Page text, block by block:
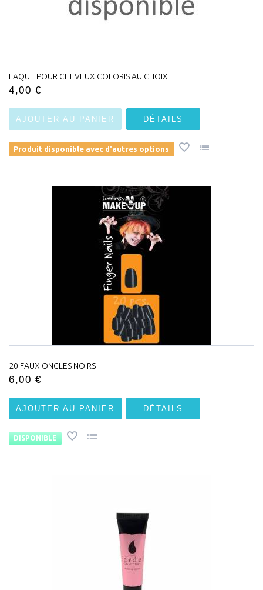
LAQUE POUR CHEVEUX COLORIS AU CHOIX
4,00 €
AJOUTER AU PANIER DÉTAILS
Produit disponible avec d'autres options
20 FAUX ONGLES NOIRS
6,00 €
AJOUTER AU PANIER DÉTAILS
DISPONIBLE